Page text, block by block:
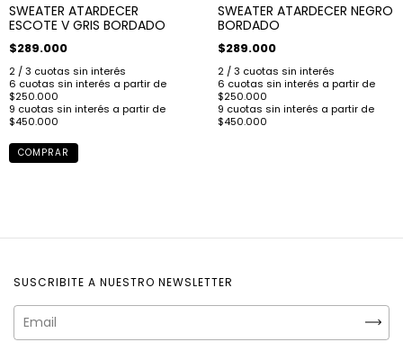
SWEATER ATARDECER
ESCOTE V GRIS BORDADO
$289.000
COMPRAR
SWEATER ATARDECER NEGRO
BORDADO
$289.000
SUSCRIBITE A NUESTRO NEWSLETTER